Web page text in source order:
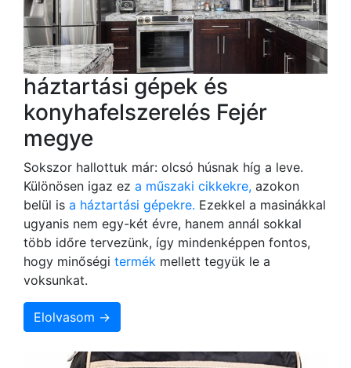
háztartási gépek és
konyhafelszerelés Fejér
megye
Sokszor hallottuk már: olcsó húsnak híg a leve.
Különösen igaz ez a műszaki cikkekre, azokon
belül is a háztartási gépekre. Ezekkel a masinákkal
ugyanis nem egy-két évre, hanem annál sokkal
több időre tervezünk, így mindenképpen fontos,
hogy minőségi termék mellett tegyük le a
voksunkat.
Elolvasom →